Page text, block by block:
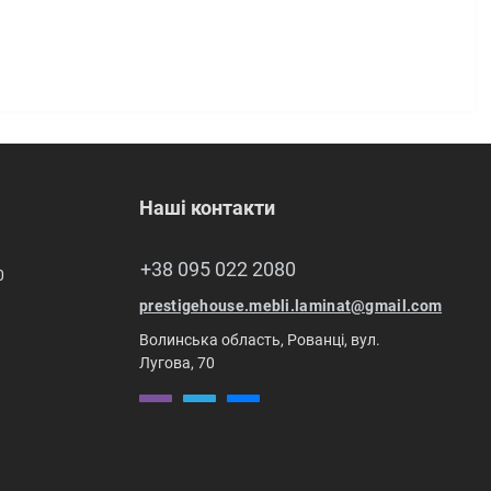
Наші контакти
+38 095 022 2080
prestigehouse.mebli.laminat@gmail.com
Волинська область, Рованці, вул.
Лугова, 70